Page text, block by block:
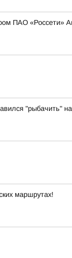
ПАО
"рыбачить"
маршрутах!